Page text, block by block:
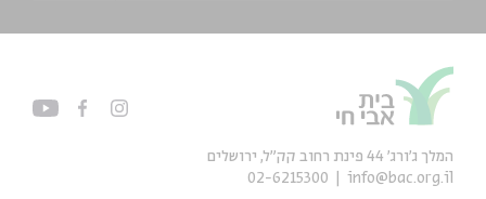
המלך ג'ורג' 44 פינת רחוב קק״ל, ירושלים
info@bac.org.il
02-6215300